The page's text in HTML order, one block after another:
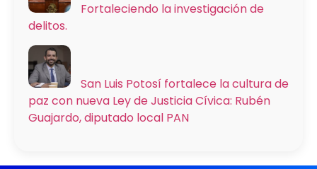
Fortaleciendo la investigación de
delitos.
San Luis Potosí fortalece la cultura de
paz con nueva Ley de Justicia Cívica: Rubén
Guajardo, diputado local PAN